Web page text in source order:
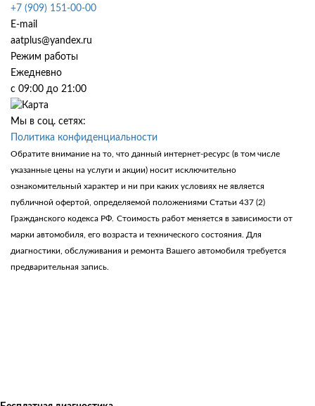
+7 (909) 151-00-00
E-mail
aatplus@yandex.ru
Режим работы
Ежедневно
с 09:00 до 21:00
Мы в соц. сетях:
Политика конфиденциальности
Обратите внимание на то, что данный интернет-ресурс (в том числе
указанные цены на услуги и акции) носит исключительно
ознакомительный характер и ни при каких условиях не является
публичной офертой, определяемой положениями Статьи 437 (2)
Гражданского кодекса РФ. Стоимость работ меняется в зависимости от
марки автомобиля, его возраста и технического состояния. Для
диагностики, обслуживания и ремонта Вашего автомобиля требуется
предварительная запись.